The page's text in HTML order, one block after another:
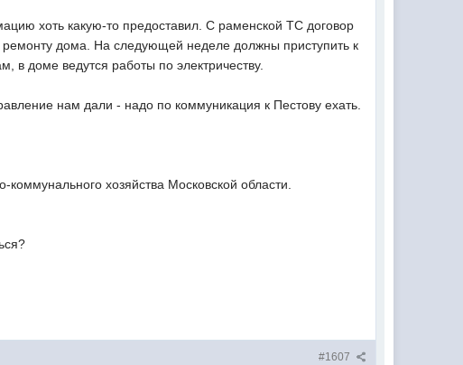
хоть какую-то предоставил. С раменской ТС договор
дома. На следующей неделе должны приступить к
в доме ведутся работы по электричеству.
нам дали - надо по коммуникация к Пестову ехать.
хозяйства Московской области.
#1607